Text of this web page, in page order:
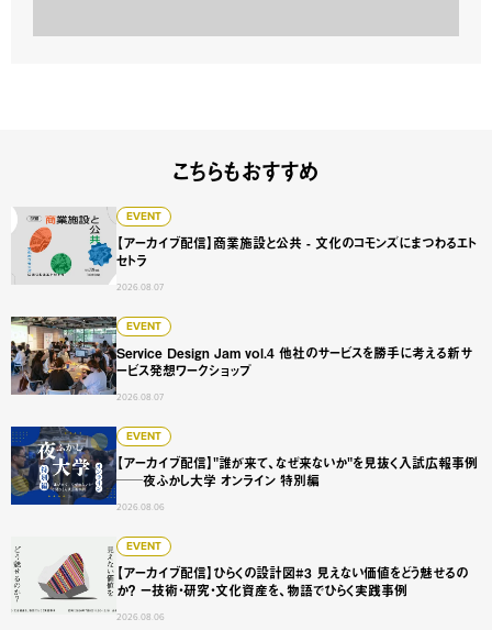
こちらもおすすめ
EVENT
【アーカイブ配信】商業施設と公共 - 文化のコモンズにまつわるエト
セトラ
2026.08.07
【アーカイブ配信】商業施設と公共 - 文化のコモンズにまつ
EVENT
Service Design Jam vol.4 他社のサービスを勝手に考える新サ
ービス発想ワークショップ
2026.08.07
Service Design Jam vol.4 他社のサービスを勝手に考える
EVENT
【アーカイブ配信】"誰が来て、なぜ来ないか"を見抜く入試広報事例
──夜ふかし大学 オンライン 特別編
2026.08.06
【アーカイブ配信】"誰が来て、なぜ来ないか"を見抜く入
EVENT
【アーカイブ配信】ひらくの設計図#3 見えない価値をどう魅せるの
か？ ー技術・研究・文化資産を、物語でひらく実践事例
2026.08.06
【アーカイブ配信】ひらくの設計図#3 見えない価値をどう